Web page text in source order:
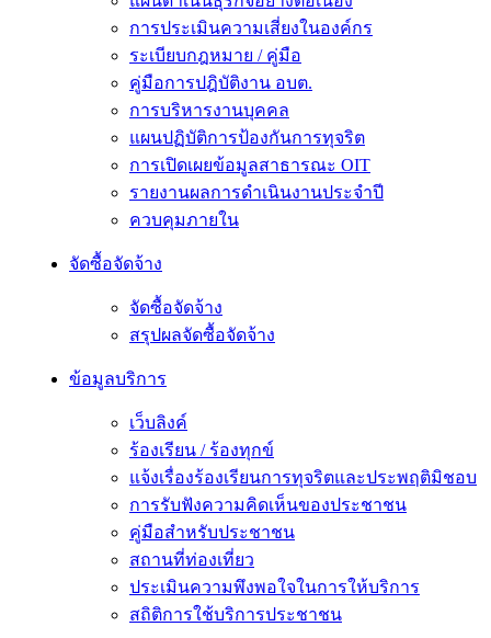
การประเมินความเสี่ยงในองค์กร
ระเบียบกฎหมาย / คู่มือ
คู่มือการปฎิบัติงาน อบต.
การบริหารงานบุคคล
แผนปฏิบัติการป้องกันการทุจริต
การเปิดเผยข้อมูลสาธารณะ OIT
รายงานผลการดำเนินงานประจำปี
ควบคุมภายใน
จัดซื้อจัดจ้าง
จัดซื้อจัดจ้าง
สรุปผลจัดซื้อจัดจ้าง
ข้อมูลบริการ
เว็บลิงค์
ร้องเรียน / ร้องทุกข์
แจ้งเรื่องร้องเรียนการทุจริตและประพฤติมิชอบ
การรับฟังความคิดเห็นของประชาชน
คู่มือสำหรับประชาชน
สถานที่ท่องเที่ยว
ประเมินความพึงพอใจในการให้บริการ
สถิติการใช้บริการประชาชน